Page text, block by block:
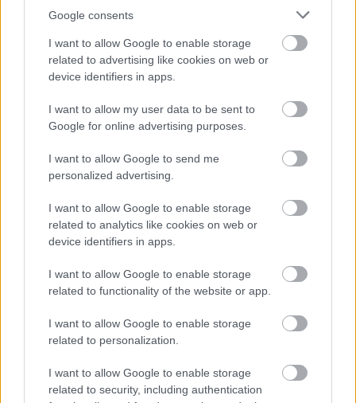
Google consents
I want to allow Google to enable storage
related to advertising like cookies on web or
device identifiers in apps.
I want to allow my user data to be sent to
Google for online advertising purposes.
I want to allow Google to send me
personalized advertising.
I want to allow Google to enable storage
related to analytics like cookies on web or
device identifiers in apps.
I want to allow Google to enable storage
related to functionality of the website or app.
I want to allow Google to enable storage
related to personalization.
I want to allow Google to enable storage
related to security, including authentication
JNSZ megyei hírek hatvan Jászberény,
tram-train
15 éves fiú szúrt hasba egy másikat, majd
lefejezéssel fenyegetett egy kiskorút
2022.10.14. Czapkó Dorottya
Letartóztatását
Megyei Főügyészség
annak a 15 éves
fiúnak, aki
életveszélyes sérülést
személyt is bántalmazott, írja a police.hu. A gyanú szerint a fiú
szeptember 30-án éjjel, rövid szóváltást követően hasba szúrt
egy másik fiatalt egy hódmezővásárhelyi kisvendéglő előtt. Az
áldozatát életveszélyes állapotban vitték kórházba, és